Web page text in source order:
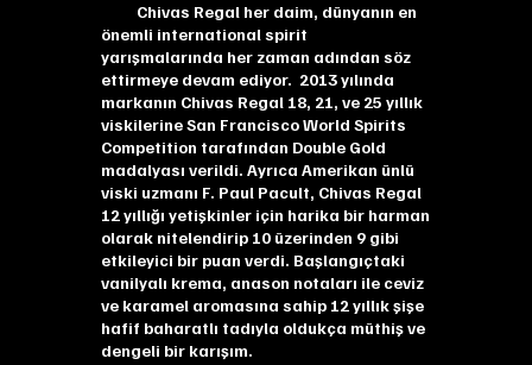
Chivas Regal her daim, dünyanın en
önemli international spirit
yarışmalarında her zaman adından söz
ettirmeye devam ediyor. 2013 yılında
markanın Chivas Regal 18, 21, ve 25 yıllık
viskilerine San Francisco World Spirits
Competition tarafından Double Gold
madalyası verildi. Ayrıca Amerikan ünlü
viski uzmanı F. Paul Pacult, Chivas Regal
12 yıllığı yetişkinler için harika bir harman
olarak nitelendirip 10 üzerinden 9 gibi
etkileyici bir puan verdi. Başlangıçtaki
vanilyalı krema, anason notaları ile ceviz
ve karamel aromasına sahip 12 yıllık şişe
hafif baharatlı tadıyla oldukça müthiş ve
dengeli bir karışım.